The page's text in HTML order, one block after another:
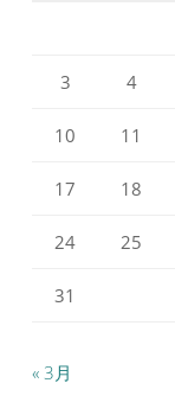
3 4
10 11
17 18
24 25
31
« 3月